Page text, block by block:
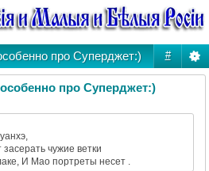
#
про Суперджет:)
про Суперджет:)
чужие ветки
И Мао портреты несет .